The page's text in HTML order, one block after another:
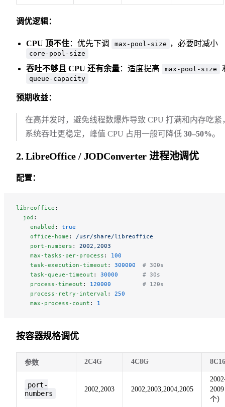
调优逻辑：
CPU 顶不住：优先下调 max-pool-size ，必要时减小
core-pool-size
吞吐不够且 CPU 还有余量：适度提高 max-pool-size
queue-capacity
预期收益：
在高并发时，避免线程数爆炸导致 CPU 打满和内存吃紧
系统吞吐更稳定，峰值 CPU 占用一般可降低 30–50%。
2. LibreOffice / JODConverter 进程池调优
配置：
libreoffice :
  jod
:
    enabled
: true
    office-home
: /usr/share/libreoffice
    port-numbers
: 2002,2003
    max-tasks-per-process
: 100
    task-execution-timeout
: 300000
  # 300s
    task-queue-timeout
: 30000
       # 30s
    process-timeout
: 120000
         # 120s
    process-retry-interval
: 250
    max-process-count
: 1
按容器规格调优
参数 2C4G 4C8G
port-
numbers
2002,2003 2002,2003,2004,2005
个）